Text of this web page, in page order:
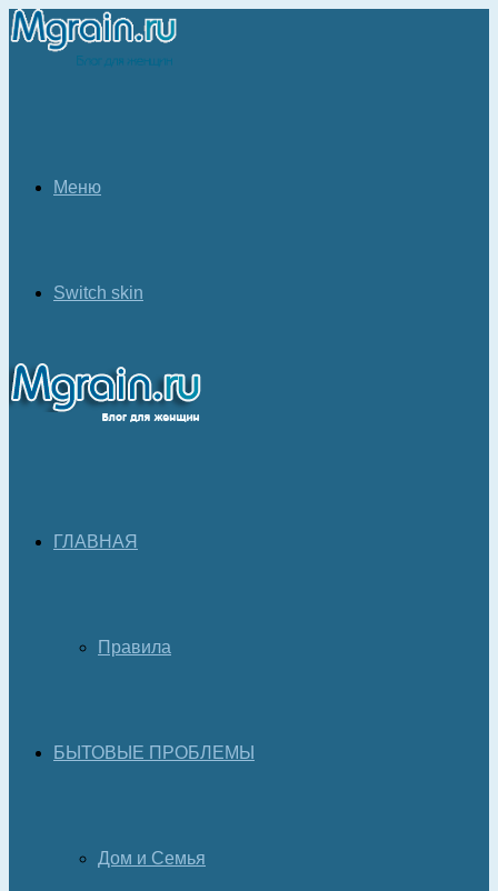
Меню
Switch skin
ГЛАВНАЯ
Правила
БЫТОВЫЕ ПРОБЛЕМЫ
Дом и Семья